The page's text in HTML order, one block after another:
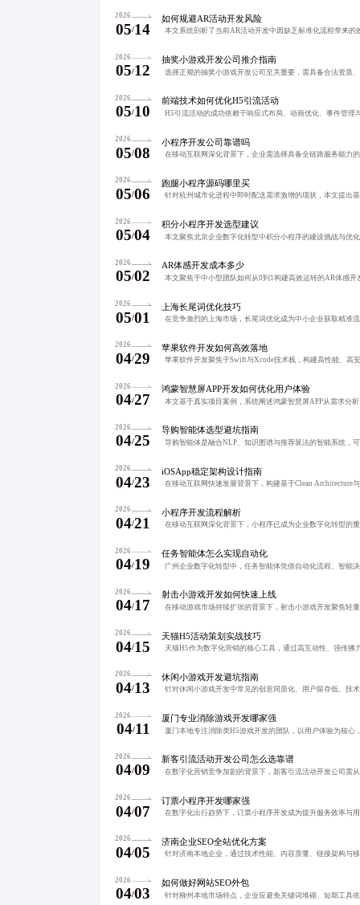
2026
05/14
如何规避AR活动开发风险
2026
05/12
抽奖小游戏开发公司推介指南
2026
05/10
前端技术如何优化H5引流活动
2026
05/08
小程序开发公司靠谱吗
2026
05/06
跑腿小程序源码哪里买
2026
05/04
积分小程序开发选型建议
2026
05/02
AR体感开发成本多少
2026
05/01
上海长尾词优化技巧
2026
04/29
苹果软件开发如何高效落地
2026
04/27
鸿蒙智慧屏APP开发如何优化用户体验
2026
04/25
导购智能体选型避坑指南
2026
04/23
iOSApp稳定架构设计指南
2026
04/21
小程序开发流程解析
2026
04/19
任务智能体怎么实现自动化
2026
04/17
射击小游戏开发如何快速上线
2026
04/15
天猫H5活动策划实战技巧
2026
04/13
休闲小游戏开发避坑指南
2026
04/11
厦门专业消除游戏开发哪家强
2026
04/09
新客引流活动开发公司怎么选靠谱
2026
04/07
订票小程序开发哪家强
2026
04/05
济南企业SEO全站优化方案
2026
04/03
如何做好网站SEO外包